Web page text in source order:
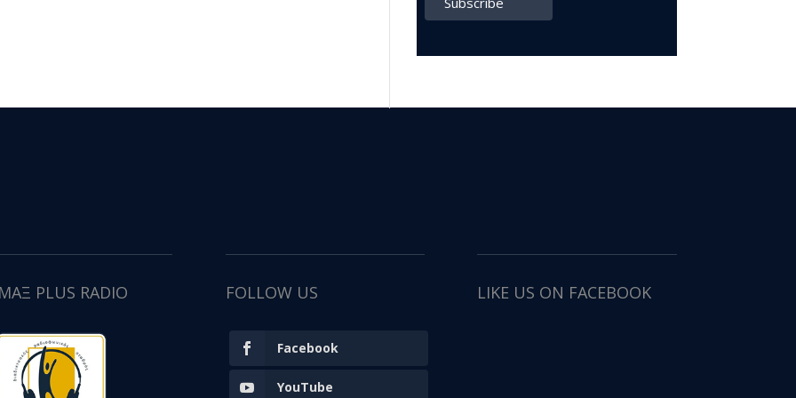
PLUS RADIO FOLLOW US
Facebook
YouTube
LIKE US ON FACEBOOK